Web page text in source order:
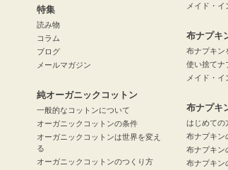
特集
読み物
コラム
ブログ
メールマガジン
純オーガニックコットン
一般的なコットンについて
オーガニックコットンの条件
オーガニックコットンは世界を変え
る
オーガニックコットンのつくり方
メイド・
布ナプキ
布ナプキン
使い捨てナ
メイド・
布ナプキ
はじめての
布ナプキン
布ナプキン
布ナプキン